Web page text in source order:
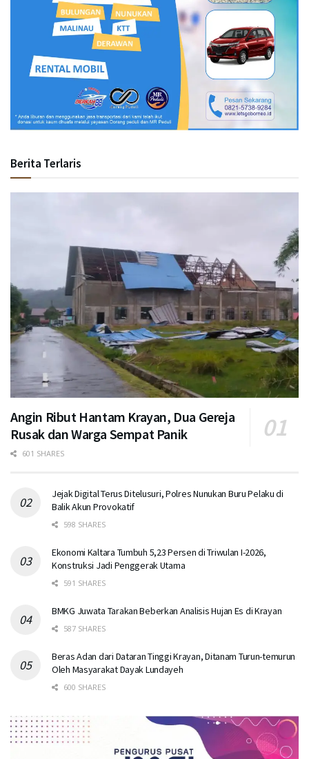
Berita Terlaris
Angin Ribut Hantam Krayan, Dua Gereja
Rusak dan Warga Sempat Panik
601 SHARES
Jejak Digital Terus Ditelusuri, Polres Nunukan Buru Pelaku di
Balik Akun Provokatif
598 SHARES
Ekonomi Kaltara Tumbuh 5,23 Persen di Triwulan I-2026,
Konstruksi Jadi Penggerak Utama
591 SHARES
BMKG Juwata Tarakan Beberkan Analisis Hujan Es di Krayan
587 SHARES
Beras Adan dari Dataran Tinggi Krayan, Ditanam Turun-temurun
Oleh Masyarakat Dayak Lundayeh
600 SHARES